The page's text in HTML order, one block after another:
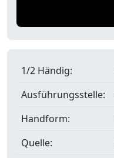
1/2 Händig:
Ausführungsstelle:
Handform:
Quelle: